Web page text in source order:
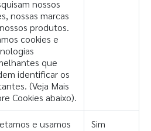
nossos
nossas marcas
produtos.
cookies e
que
identificar os
(Veja Mais
Cookies abaixo).
e usamos
Sim